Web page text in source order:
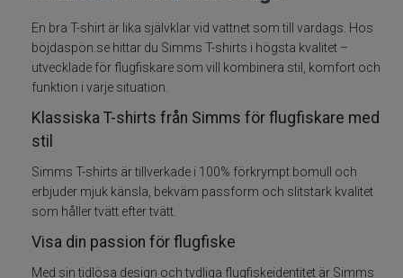
Flugfiske
Flugfiskeset
Flugfiskespön
Flugfiskerullar
Flugfiskelinor
Flugfisketillbehör
En bra T-shirt är lika självklar vid vattnet som till vardags. Hos
böjdaspön.se hittar du Simms T-shirts i högsta kvalitet –
utvecklade för flugfiskare som vill kombinera stil, komfort och
funktion i varje situation.
Klassiska T-shirts från Simms för flugfiskare med
stil
Simms T-shirts är tillverkade i 100% förkrympt bomull och
erbjuder mjuk känsla, bekväm passform och slitstark kvalitet
som håller tvätt efter tvätt.
Visa din passion för flugfiske
Med sin tidlösa design och tydliga flugfiskeidentitet är Simms